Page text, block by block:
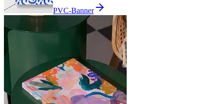
PVC-Banner